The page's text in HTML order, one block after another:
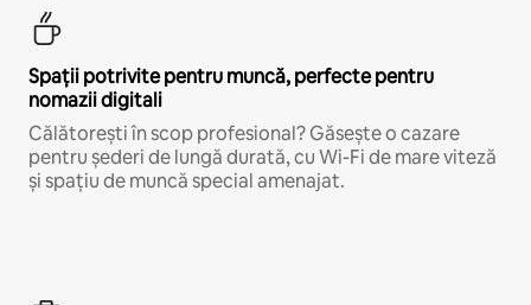
Spații potrivite pentru muncă, perfecte pentru
nomazii digitali
Călătorești în scop profesional? Găsește o cazare
pentru șederi de lungă durată, cu Wi-Fi de mare viteză
și spațiu de muncă special amenajat.